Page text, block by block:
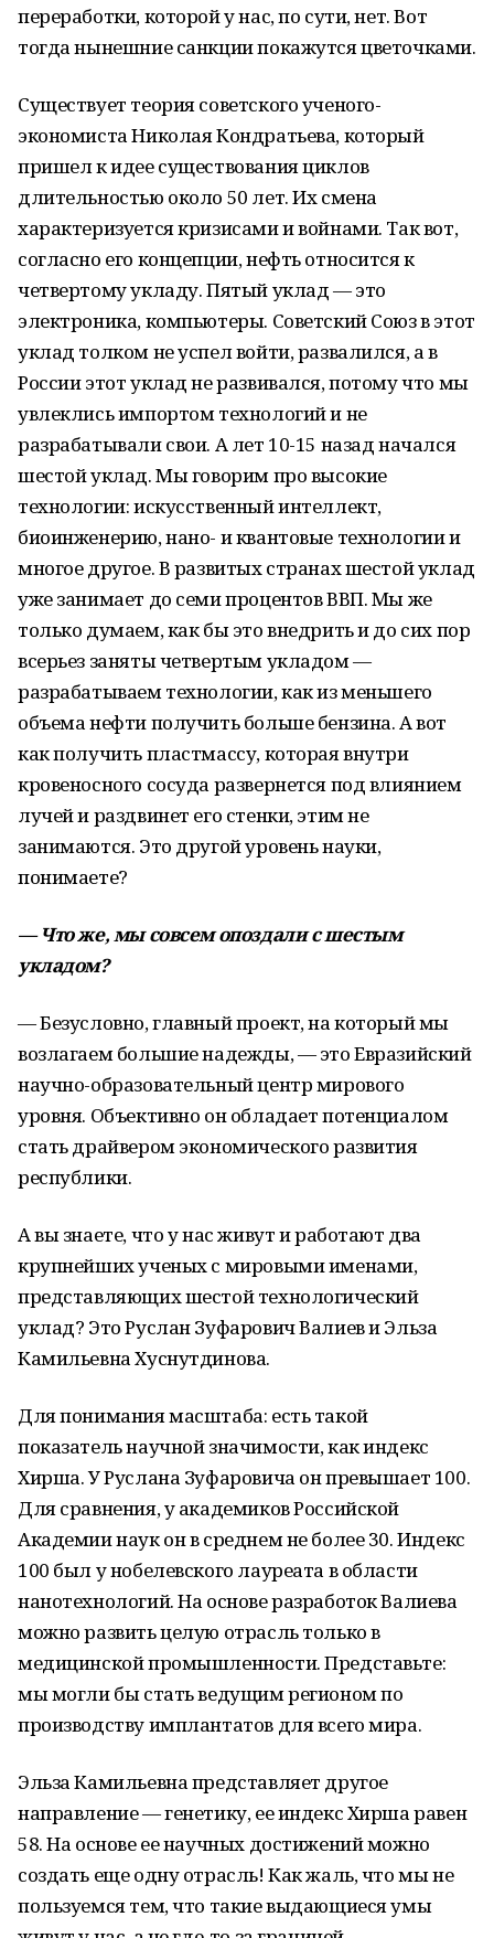
переработки, которой у нас, по сути, нет. Вот
тогда нынешние санкции покажутся цветочками.
Существует теория советского ученого-
экономиста Николая Кондратьева, который
пришел к идее существования циклов
длительностью около 50 лет. Их смена
характеризуется кризисами и войнами. Так вот,
согласно его концепции, нефть относится к
четвертому укладу. Пятый уклад — это
электроника, компьютеры. Советский Союз в этот
уклад толком не успел войти, развалился, а в
России этот уклад не развивался, потому что мы
увлеклись импортом технологий и не
разрабатывали свои. А лет 10-15 назад начался
шестой уклад. Мы говорим про высокие
технологии: искусственный интеллект,
биоинженерию, нано- и квантовые технологии и
многое другое. В развитых странах шестой уклад
уже занимает до семи процентов ВВП. Мы же
только думаем, как бы это внедрить и до сих пор
всерьез заняты четвертым укладом —
разрабатываем технологии, как из меньшего
объема нефти получить больше бензина. А вот
как получить пластмассу, которая внутри
кровеносного сосуда развернется под влиянием
лучей и раздвинет его стенки, этим не
занимаются. Это другой уровень науки,
понимаете?
— Что же, мы совсем опоздали с шестым
укладом?
— Безусловно, главный проект, на который мы
возлагаем большие надежды, — это Евразийский
научно-образовательный центр мирового
уровня. Объективно он обладает потенциалом
стать драйвером экономического развития
республики.
А вы знаете, что у нас живут и работают два
крупнейших ученых с мировыми именами,
представляющих шестой технологический
уклад? Это Руслан Зуфарович Валиев и Эльза
Камильевна Хуснутдинова.
Для понимания масштаба: есть такой
показатель научной значимости, как индекс
Хирша. У Руслана Зуфаровича он превышает 100.
Для сравнения, у академиков Российской
Академии наук он в среднем не более 30. Индекс
100 был у нобелевского лауреата в области
нанотехнологий. На основе разработок Валиева
можно развить целую отрасль только в
медицинской промышленности. Представьте:
мы могли бы стать ведущим регионом по
производству имплантатов для всего мира.
Эльза Камильевна представляет другое
направление — генетику, ее индекс Хирша равен
58. На основе ее научных достижений можно
создать еще одну отрасль! Как жаль, что мы не
пользуемся тем, что такие выдающиеся умы